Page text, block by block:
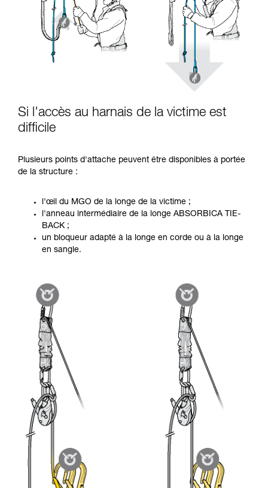
Si l'accès au harnais de la victime est
difficile
Plusieurs points d'attache peuvent être disponibles à portée
de la structure :
l'œil du MGO de la longe de la victime ;
l'anneau intermédiaire de la longe ABSORBICA TIE-
BACK ;
un bloqueur adapté à la longe en corde ou à la longe
en sangle.